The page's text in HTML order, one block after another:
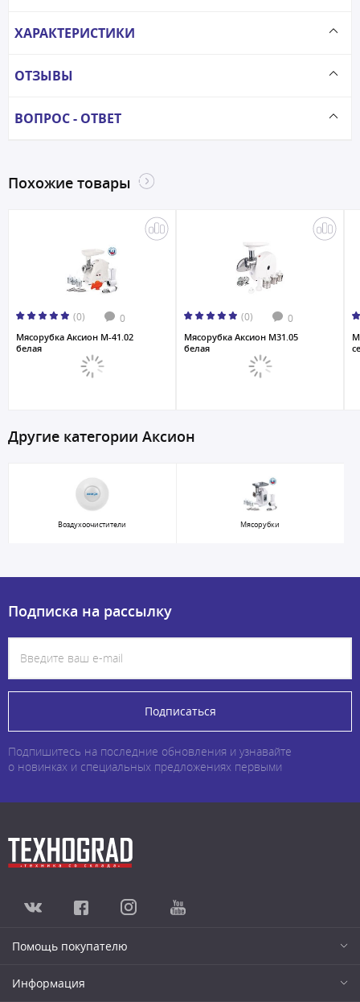
ХАРАКТЕРИСТИКИ
ОТЗЫВЫ
ВОПРОС - ОТВЕТ
Похожие товары
(0) 0
Мясорубка Аксион M-41.02
белая
(0) 0
Мясорубка Аксион М31.05
белая
Другие категории Аксион
Воздухоочистители Мясорубки
Подписка на рассылку
Подписаться
Подпишитесь на последние обновления и узнавайте
о новинках и специальных предложениях первыми
Помощь покупателю
Информация